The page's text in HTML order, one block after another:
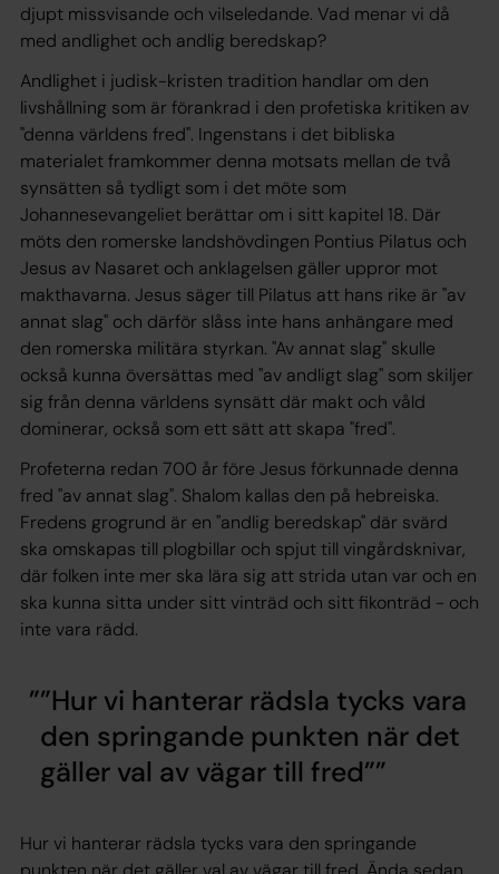
djupt missvisande och vilseledande. Vad menar vi då
med andlighet och andlig beredskap?
Andlighet i judisk-kristen tradition handlar om den
livshållning som är förankrad i den profetiska kritiken av
"denna världens fred". Ingenstans i det bibliska
materialet framkommer denna motsats mellan de två
synsätten så tydligt som i det möte som
Johannesevangeliet berättar om i sitt kapitel 18. Där
möts den romerske landshövdingen Pontius Pilatus och
Jesus av Nasaret och anklagelsen gäller uppror mot
makthavarna. Jesus säger till Pilatus att hans rike är "av
annat slag" och därför slåss inte hans anhängare med
den romerska militära styrkan. "Av annat slag" skulle
också kunna översättas med "av andligt slag" som skiljer
sig från denna världens synsätt där makt och våld
dominerar, också som ett sätt att skapa "fred".
Profeterna redan 700 år före Jesus förkunnade denna
fred "av annat slag". Shalom kallas den på hebreiska.
Fredens grogrund är en "andlig beredskap" där svärd
ska omskapas till plogbillar och spjut till vingårdsknivar,
där folken inte mer ska lära sig att strida utan var och en
ska kunna sitta under sitt vinträd och sitt fikonträd - och
inte vara rädd.
”Hur vi hanterar rädsla tycks vara
den springande punkten när det
gäller val av vägar till fred”
Hur vi hanterar rädsla tycks vara den springande